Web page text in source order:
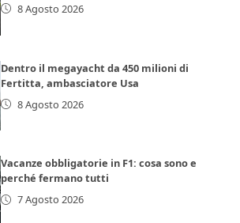
8 Agosto 2026
Dentro il megayacht da 450 milioni di
Fertitta, ambasciatore Usa
8 Agosto 2026
Vacanze obbligatorie in F1: cosa sono e
perché fermano tutti
7 Agosto 2026